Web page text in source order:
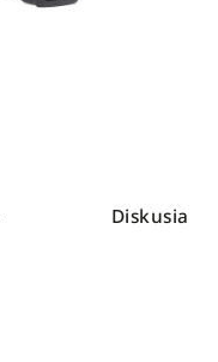
Diskusia